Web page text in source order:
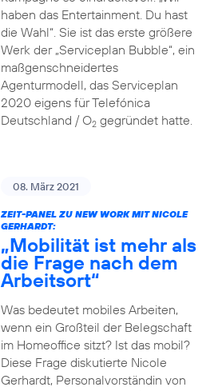
haben das Entertainment. Du hast
die Wahl“. Sie ist das erste größere
Werk der „Serviceplan Bubble“, ein
maßgenschneidertes
Agenturmodell, das Serviceplan
2020 eigens für Telefónica
Deutschland / O2gegründet hatte.
08. März 2021
ZEIT-PANEL ZU NEW WORK MIT NICOLE
GERHARDT:
„Mobilität ist mehr als
die Frage nach dem
Arbeitsort“
Was bedeutet mobiles Arbeiten,
wenn ein Großteil der Belegschaft
im Homeoffice sitzt? Ist das mobil?
Diese Frage diskutierte Nicole
Gerhardt, Personalvorständin von